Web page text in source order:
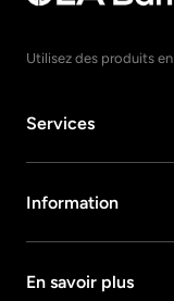
Utilisez des produits
Services
Information
En savoir plus